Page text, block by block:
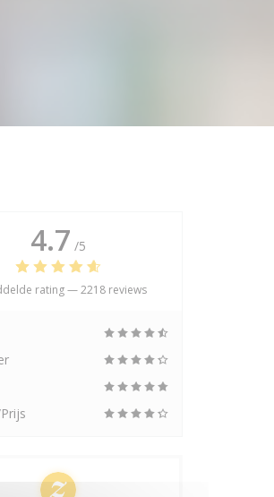
4.7 /5
rating —2218 reviews